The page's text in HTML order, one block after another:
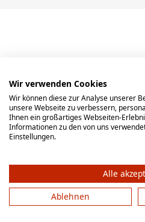
Wir verwenden Cookies
Wir können diese zur Analyse unserer
unsere Webseite zu verbessern,
Ihnen ein großartiges Webseiten-
Informationen zu den von uns
Einstellungen.
Alle
Ablehnen